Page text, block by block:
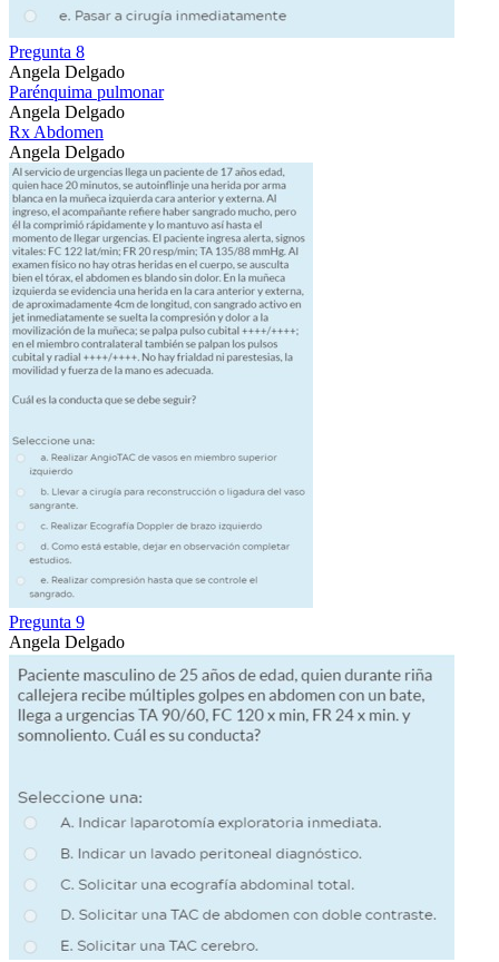
Pregunta 8
Angela Delgado
Parénquima pulmonar
Angela Delgado
Rx Abdomen
Angela Delgado
Pregunta 9
Angela Delgado